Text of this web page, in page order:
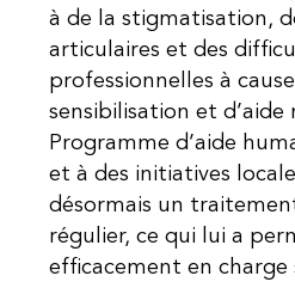
à de la stigmatisation,
articulaires et des
professionnelles à
sensibilisation et d’aide
Programme d’aide
et à des initiatives
désormais un
régulier, ce qui lui a
efficacement en charge